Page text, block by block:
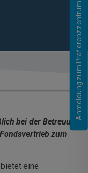
bei der Betreuung
zum
eine
Anmeldung zum Präferenzzentrum